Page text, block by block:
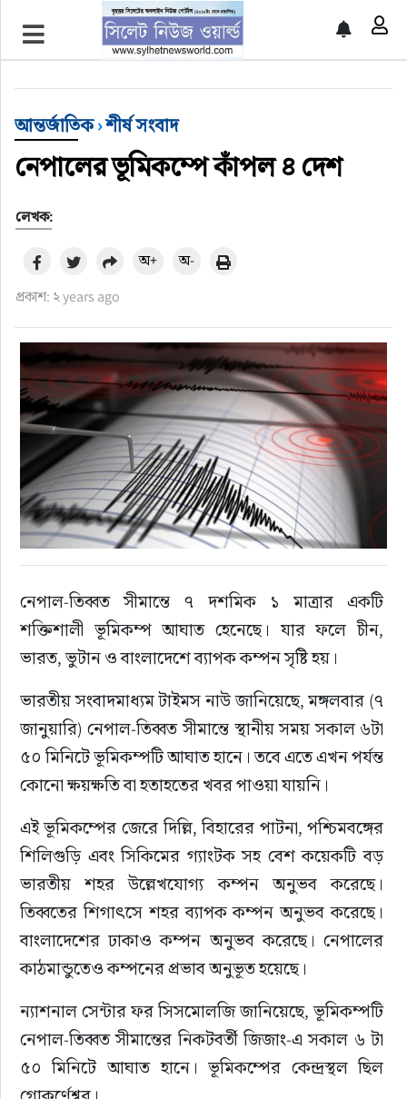
প্রচ্ছদ
সিলেট সংবাদ
আন্তর্জাতিক
গণমাধ্যম
প্রবাস
সারাদেশ
রাজনীতি
এক্সক্লুসিভ
তথ্য ও প্রযুক্তি
প্রেস বিজ্ঞপ্তি
খেলাধুলা
বিনোদন
সাক্ষাৎকার
সাহিত্য
আন্তর্জাতিক›শীর্ষ সংবাদ
নেপালের ভূমিকম্পে কাঁপল ৪ দেশ
লেখক:
প্রকাশ: ২ years ago
অ+ অ-
নেপাল-তিব্বত সীমান্তে ৭ দশমিক ১ মাত্রার একটি
শক্তিশালী ভূমিকম্প আঘাত হেনেছে। যার ফলে চীন,
ভারত, ভুটান ও বাংলাদেশে ব্যাপক কম্পন সৃষ্টি হয়।
ভারতীয় সংবাদমাধ্যম টাইমস নাউ জানিয়েছে, মঙ্গলবার (৭
জানুয়ারি) নেপাল-তিব্বত সীমান্তে স্থানীয় সময় সকাল ৬টা
৫০ মিনিটে ভূমিকম্পটি আঘাত হানে। তবে এতে এখন পর্যন্ত
কোনো ক্ষয়ক্ষতি বা হতাহতের খবর পাওয়া যায়নি।
এই ভূমিকম্পের জেরে দিল্লি, বিহারের পাটনা, পশ্চিমবঙ্গের
শিলিগুড়ি এবং সিকিমের গ্যাংটক সহ বেশ কয়েকটি বড়
ভারতীয় শহর উল্লেখযোগ্য কম্পন অনুভব করেছে।
তিব্বতের শিগাৎসে শহর ব্যাপক কম্পন অনুভব করেছে।
বাংলাদেশের ঢাকাও কম্পন অনুভব করেছে। নেপালের
কাঠমান্ডুতেও কম্পনের প্রভাব অনুভূত হয়েছে।
ন্যাশনাল সেন্টার ফর সিসমোলজি জানিয়েছে, ভূমিকম্পটি
নেপাল-তিব্বত সীমান্তের নিকটবর্তী জিজাং-এ সকাল ৬ টা
৫০ মিনিটে আঘাত হানে। ভূমিকম্পের কেন্দ্রস্থল ছিল